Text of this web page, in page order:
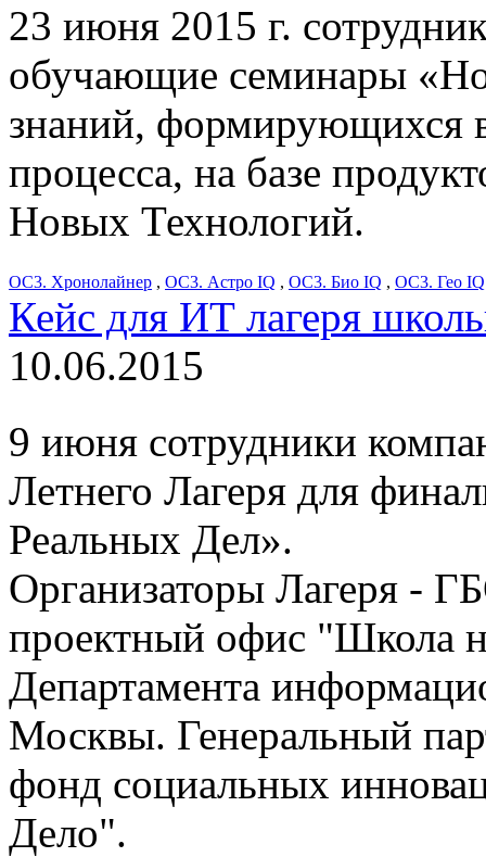
23 июня 2015 г.
обучающие семинары
знаний, формирующихся
процесса, на базе
Новых Технологий.
ОС3. Хронолайнер , ОС3. Астро IQ , ОС3. Био IQ , ОС3. Гео IQ
Кейс для ИТ лагеря
10.06.2015
9 июня сотрудники
Летнего Лагеря для
Реальных Дел».
Организаторы Лагеря
проектный офис "Школа
Департамента
Москвы. Генеральный
фонд социальных
Дело".